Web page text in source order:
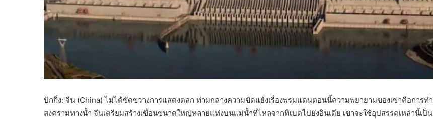
ปักกิ่ง: จีน (China) ไม่ได้ขัดขวางการแสดงตลก ท่ามกลางความขัดแย้งเรื่องพรมแดนตอนนี้ความพยายามของเขาคือการทำ
สงครามทางน้ำ จีนเตรียมสร้างเขื่อนขนาดใหญ่หลายแห่งบนแม่น้ำที่ไหลจากทิเบตไปยังอินเดีย เขาจะใช้อุปสรรคเหล่านี้เป็น